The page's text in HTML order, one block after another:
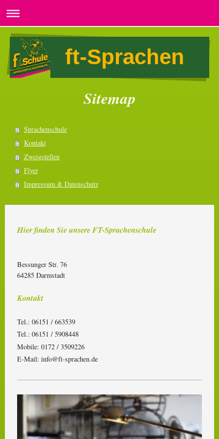
ft-Sprachen
Sitemap
Sprachenschule
Kontakt
Zweigstellen
Flyer
Impressum & Datenschutz
Hier finden Sie unsere FT-Sprachenschule
Bessunger Str. 76
64285 Darmstadt
Kontakt
Tel.: 06151 / 663539
Tel.: 06151 / 5908448
Mobile: 0172 / 3509226
E-Mail: info@ft-sprachen.de